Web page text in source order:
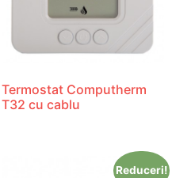
Termostat Computherm
T32 cu cablu
Reduceri!